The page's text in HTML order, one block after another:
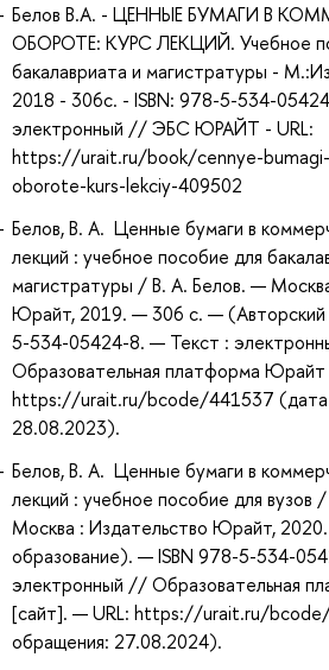
Белов В.А. - ЦЕННЫЕ БУМАГИ В
ОБОРОТЕ: КУРС ЛЕКЦИЙ. Учебное
бакалавриата и магистратуры -
2018 - 306с. - ISBN: 978-5-534-
электронный // ЭБС ЮРАЙТ - URL:
https://urait.ru/book/cennye-
oborote-kurs-lekciy-409502
Белов, В. А. Ценные бумаги в
лекций : учебное пособие для
магистратуры / В. А. Белов. —
Юрайт, 2019. — 306 с. — (Авторский
5-534-05424-8. — Текст :
Образовательная платформа Юрайт
https://urait.ru/bcode/441537 (дата
28.08.2023).
Белов, В. А. Ценные бумаги в
лекций : учебное пособие для вузов
Москва : Издательство Юрайт,
образование). — ISBN 978-5-534-
электронный // Образовательная
[сайт]. — URL: https://urait.ru/
обращения: 27.08.2024).